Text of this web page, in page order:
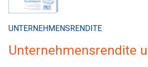
UNTERNEHMENSRENDITE
Unternehmensrendite